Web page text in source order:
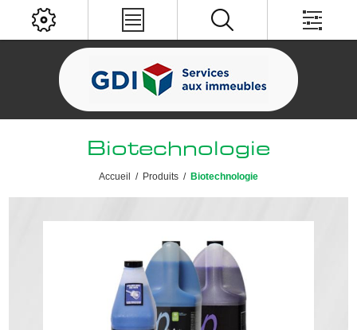
Biotechnologie
Accueil / Produits / Biotechnologie